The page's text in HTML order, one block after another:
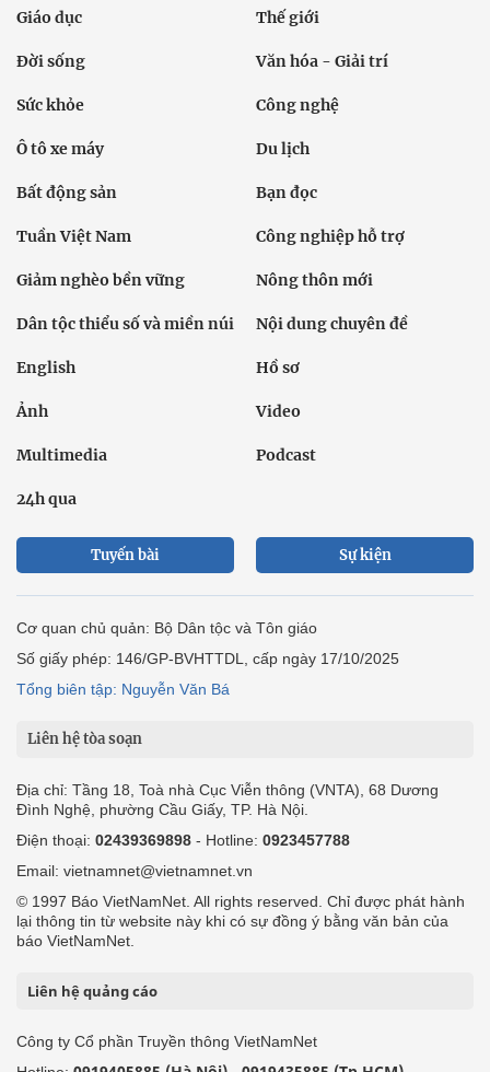
Giáo dục Thế giới
Đời sống Văn hóa - Giải trí
Sức khỏe Công nghệ
Ô tô xe máy Du lịch
Bất động sản Bạn đọc
Tuần Việt Nam Công nghiệp hỗ trợ
Giảm nghèo bền vững Nông thôn mới
Dân tộc thiểu số và miền núi Nội dung chuyên đề
English Hồ sơ
Ảnh Video
Multimedia Podcast
24h qua
Tuyến bài Sự kiện
Cơ quan chủ quản: Bộ Dân tộc và Tôn giáo
Số giấy phép: 146/GP-BVHTTDL, cấp ngày 17/10/2025
Tổng biên tập: Nguyễn Văn Bá
Liên hệ tòa soạn
Địa chỉ: Tầng 18, Toà nhà Cục Viễn thông (VNTA), 68 Dương
Đình Nghệ, phường Cầu Giấy, TP. Hà Nội.
Điện thoại: 02439369898 - Hotline: 0923457788
Email: vietnamnet@vietnamnet.vn
© 1997 Báo VietNamNet. All rights reserved. Chỉ được phát hành
lại thông tin từ website này khi có sự đồng ý bằng văn bản của
báo VietNamNet.
Liên hệ quảng cáo
Công ty Cổ phần Truyền thông VietNamNet